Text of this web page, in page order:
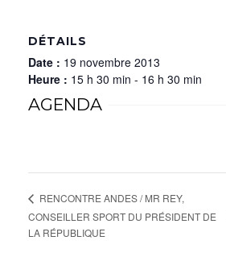
DÉTAILS
Date : 19 novembre 2013
Heure : 15 h 30 min - 16 h 30 min
AGENDA
RENCONTRE ANDES / MR REY,
CONSEILLER SPORT DU PRÉSIDENT DE
LA RÉPUBLIQUE